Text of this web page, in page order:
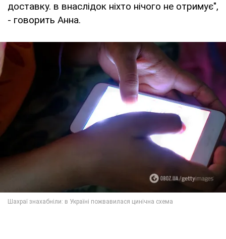
доставку. в внаслідок ніхто нічого не отримує",
- говорить Анна.